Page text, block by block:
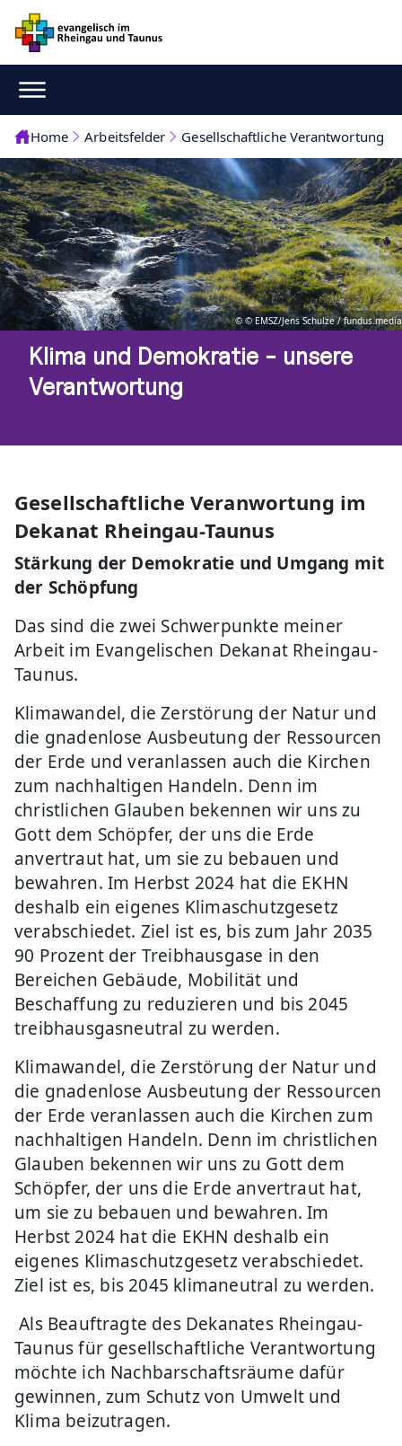
Home Arbeitsfelder Gesellschaftliche Verantwortung
© © EMSZ/Jens Schulze / fundus.media
Klima und Demokratie - unsere
Verantwortung
Gesellschaftliche Veranwortung im
Dekanat Rheingau-Taunus
Stärkung der Demokratie und Umgang mit
der Schöpfung
Das sind die zwei Schwerpunkte meiner
Arbeit im Evangelischen Dekanat Rheingau-
Taunus.
Klimawandel, die Zerstörung der Natur und
die gnadenlose Ausbeutung der Ressourcen
der Erde und veranlassen auch die Kirchen
zum nachhaltigen Handeln. Denn im
christlichen Glauben bekennen wir uns zu
Gott dem Schöpfer, der uns die Erde
anvertraut hat, um sie zu bebauen und
bewahren. Im Herbst 2024 hat die EKHN
deshalb ein eigenes Klimaschutzgesetz
verabschiedet. Ziel ist es, bis zum Jahr 2035
90 Prozent der Treibhausgase in den
Bereichen Gebäude, Mobilität und
Beschaffung zu reduzieren und bis 2045
treibhausgasneutral zu werden.
Klimawandel, die Zerstörung der Natur und
die gnadenlose Ausbeutung der Ressourcen
der Erde veranlassen auch die Kirchen zum
nachhaltigen Handeln. Denn im christlichen
Glauben bekennen wir uns zu Gott dem
Schöpfer, der uns die Erde anvertraut hat,
um sie zu bebauen und bewahren. Im
Herbst 2024 hat die EKHN deshalb ein
eigenes Klimaschutzgesetz verabschiedet.
Ziel ist es, bis 2045 klimaneutral zu werden.
Als Beauftragte des Dekanates Rheingau-
Taunus für gesellschaftliche Verantwortung
möchte ich Nachbarschaftsräume dafür
gewinnen, zum Schutz von Umwelt und
Klima beizutragen.